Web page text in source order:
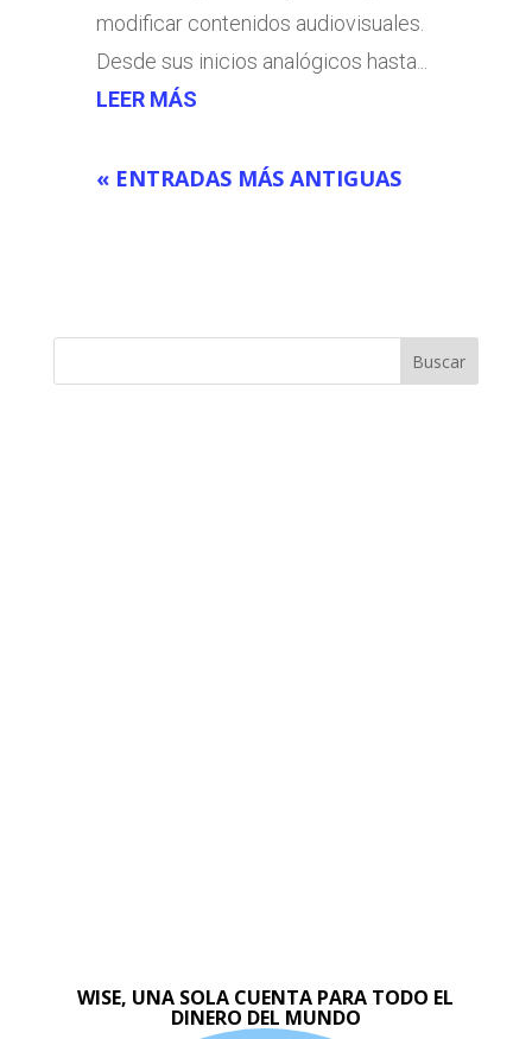
modificar contenidos audiovisuales.
Desde sus inicios analógicos hasta...
LEER MÁS
« ENTRADAS MÁS ANTIGUAS
Buscar
WISE, UNA SOLA CUENTA PARA TODO EL
DINERO DEL MUNDO